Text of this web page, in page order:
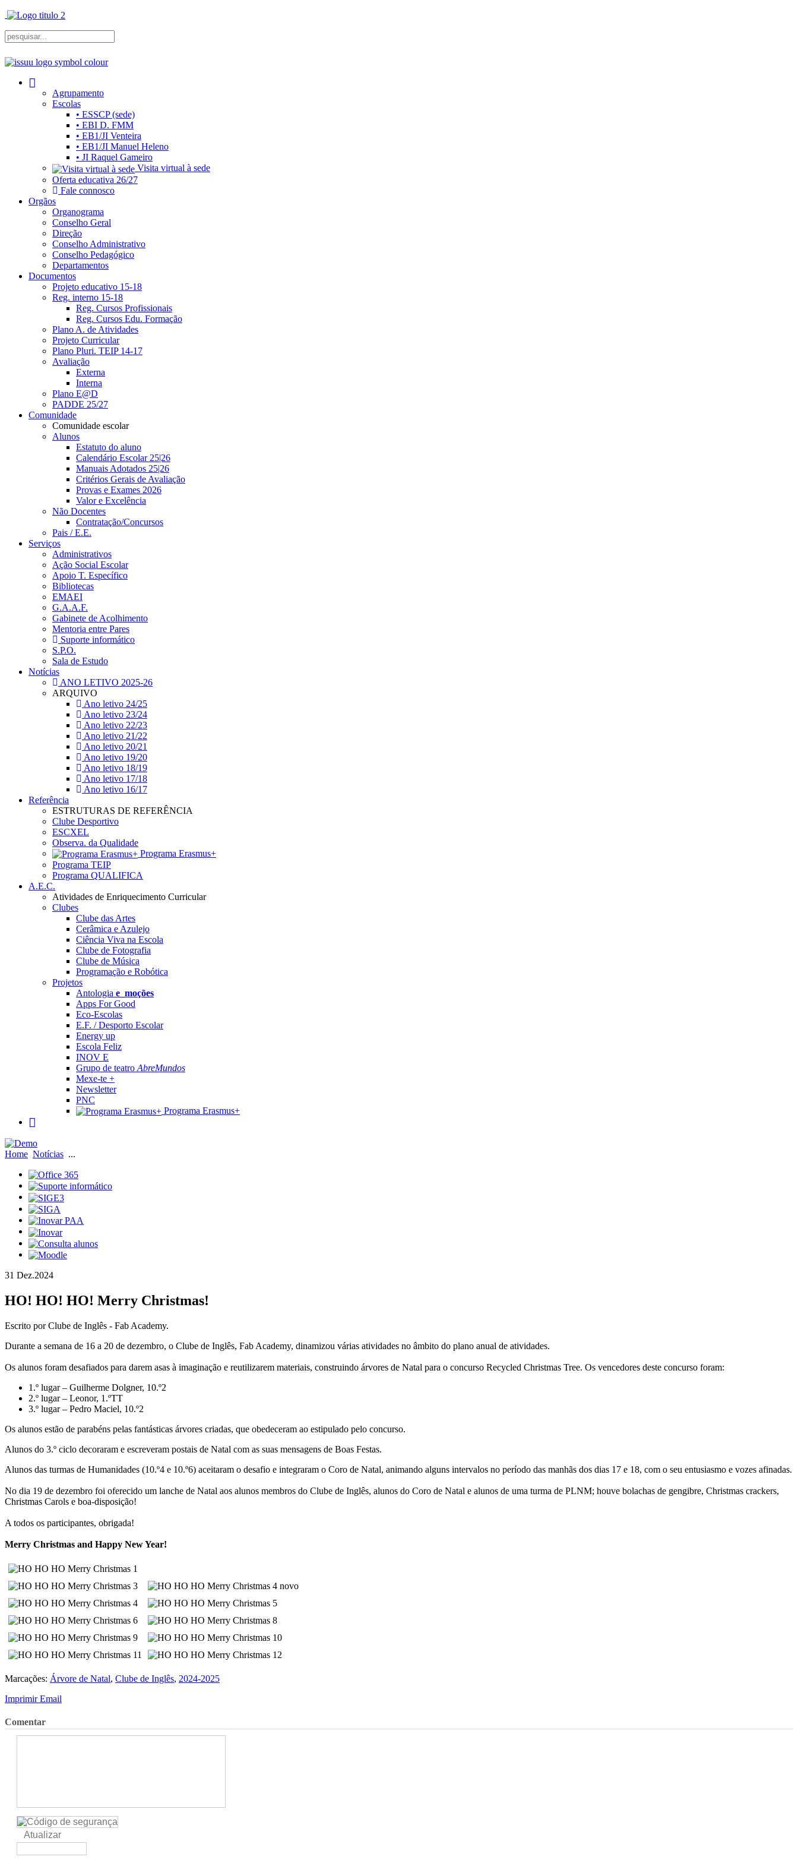
Agrupamento
Escolas
• ESSCP (sede)
• EBI D. FMM
• EB1/JI Venteira
• EB1/JI Manuel Heleno
• JI Raquel Gameiro
Visita virtual à sede
Oferta educativa 26/27
Fale connosco
Orgãos
Organograma
Conselho Geral
Direção
Conselho Administrativo
Conselho Pedagógico
Departamentos
Documentos
Projeto educativo 15-18
Reg. interno 15-18
Reg. Cursos Profissionais
Reg. Cursos Edu. Formação
Plano A. de Atividades
Projeto Curricular
Plano Pluri. TEIP 14-17
Avaliação
Externa
Interna
Plano E@D
PADDE 25/27
Comunidade
Comunidade escolar
Alunos
Estatuto do aluno
Calendário Escolar 25|26
Manuais Adotados 25|26
Critérios Gerais de Avaliação
Provas e Exames 2026
Valor e Excelência
Não Docentes
Contratação/Concursos
Pais / E.E.
Serviços
Administrativos
Ação Social Escolar
Apoio T. Específico
Bibliotecas
EMAEI
G.A.A.F.
Gabinete de Acolhimento
Mentoria entre Pares
Suporte informático
S.P.O.
Sala de Estudo
Notícias
ANO LETIVO 2025-26
ARQUIVO
Ano letivo 24/25
Ano letivo 23/24
Ano letivo 22/23
Ano letivo 21/22
Ano letivo 20/21
Ano letivo 19/20
Ano letivo 18/19
Ano letivo 17/18
Ano letivo 16/17
Referência
ESTRUTURAS DE REFERÊNCIA
Clube Desportivo
ESCXEL
Observa. da Qualidade
Programa Erasmus+
Programa TEIP
Programa QUALIFICA
A.E.C.
Atividades de Enriquecimento Curricular
Clubes
Clube das Artes
Cerâmica e Azulejo
Ciência Viva na Escola
Clube de Fotografia
Clube de Música
Programação e Robótica
Projetos
Antologia e_moções
Apps For Good
Eco-Escolas
E.F. / Desporto Escolar
Energy up
Escola Feliz
INOV E
Grupo de teatro AbreMundos
Mexe-te +
Newsletter
PNC
Programa Erasmus+
Home Notícias ...
31 Dez.2024
HO! HO! HO! Merry Christmas!
Escrito por Clube de Inglês - Fab Academy.
Durante a semana de 16 a 20 de dezembro, o Clube de Inglês, Fab Academy, dinamizou várias atividades no âmbito do plano anual de atividades.
Os alunos foram desafiados para darem asas à imaginação e reutilizarem materiais, construindo árvores de Natal para o concurso Recycled Christmas Tree. Os vencedores deste concurso foram:
1.º lugar – Guilherme Dolgner, 10.º2
2.º lugar – Leonor, 1.ºTT
3.º lugar – Pedro Maciel, 10.º2
Os alunos estão de parabéns pelas fantásticas árvores criadas, que obedeceram ao estipulado pelo concurso.
Alunos do 3.º ciclo decoraram e escreveram postais de Natal com as suas mensagens de Boas Festas.
Alunos das turmas de Humanidades (10.º4 e 10.º6) aceitaram o desafio e integraram o Coro de Natal, animando alguns intervalos no período das manhãs dos dias 17 e 18, com o seu entusiasmo e vozes afinadas.
No dia 19 de dezembro foi oferecido um lanche de Natal aos alunos membros do Clube de Inglês, alunos do Coro de Natal e alunos de uma turma de PLNM; houve bolachas de gengibre, Christmas crackers,
Christmas Carols e boa-disposição!
A todos os participantes, obrigada!
Merry Christmas and Happy New Year!
Marcações: Árvore de Natal, Clube de Inglês, 2024-2025
ImprimirEmail
Comentar
Atualizar